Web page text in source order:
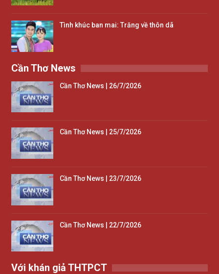
Tình khúc ban mai: Trăng về thôn dã
Cần Thơ News
Cần Thơ News | 26/7/2026
Cần Thơ News | 25/7/2026
Cần Thơ News | 23/7/2026
Cần Thơ News | 22/7/2026
Với khán giả THTPCT